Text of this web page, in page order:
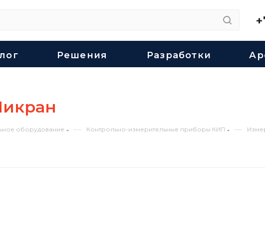
Решения Разработки
оборудование — Контрольно-измерительные приборы КИП —